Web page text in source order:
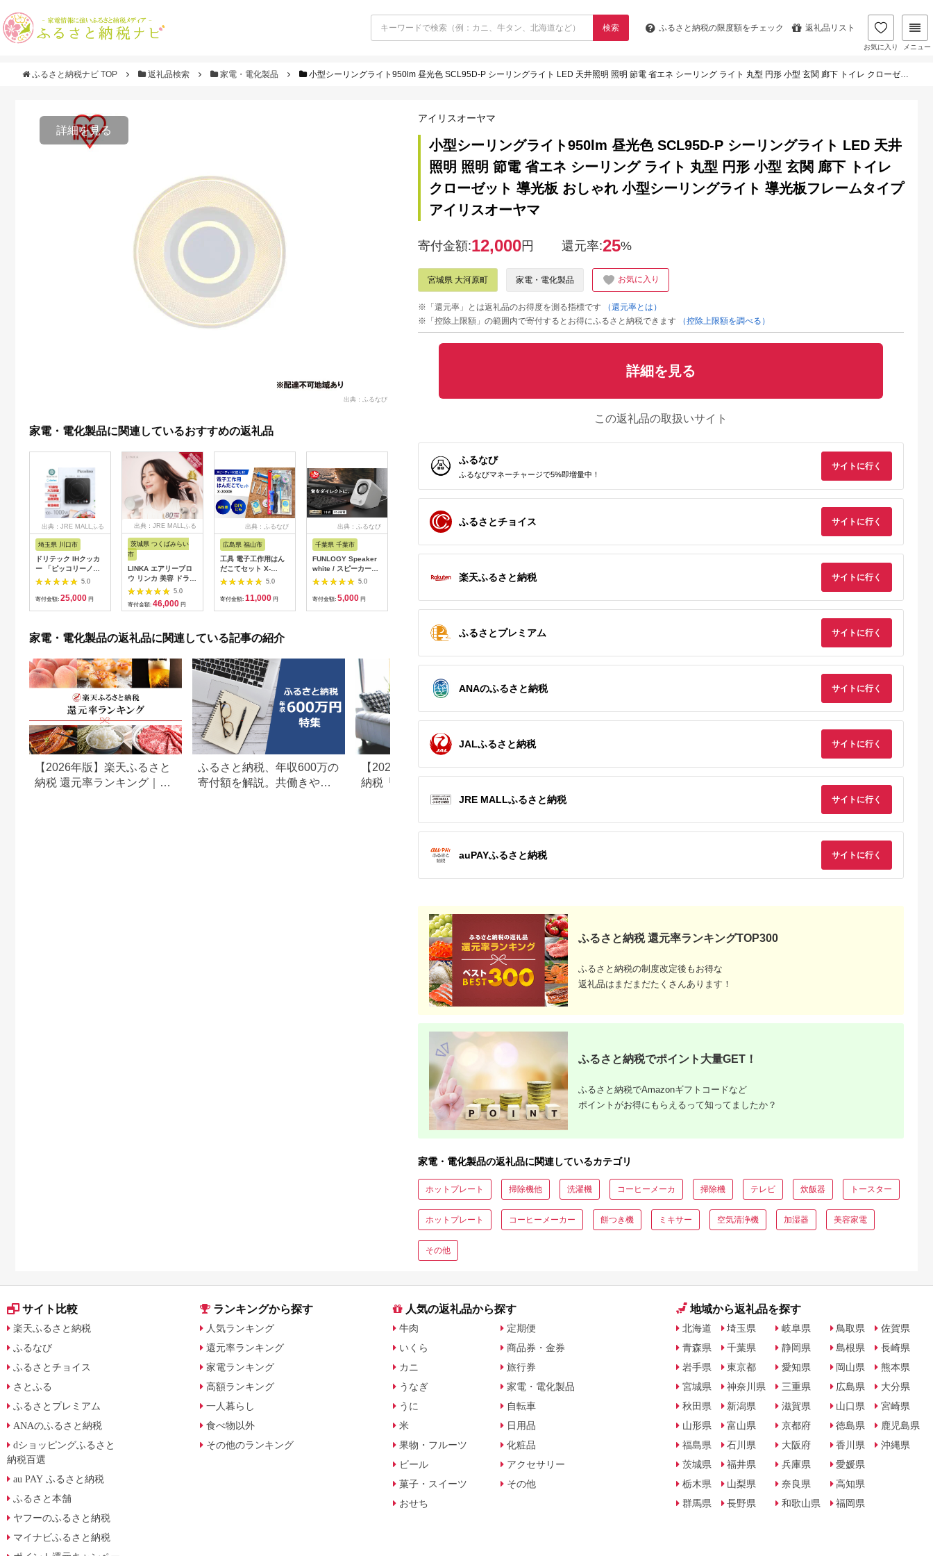
検索 ふるさと納税の限度額をチェック 返礼品リスト
お気に入り メニュー
ふるさと納税ナビ TOP 返礼品検索 家電・電化製品 小型シーリングライト950lm 昼光色 SCL95D-P シーリングライト LED 天井照明 照明 節電 省エネ シーリング ライト 丸型 円形 小型 玄関 廊下 トイレ クローゼット 導光板 おしゃれ 小型シーリングライト 導光板フレームタイプ アイリスオーヤマ
詳細を見る
出典：ふるなび
家電・電化製品に関連しているおすすめの返礼品
出典：JRE MALLふる
埼玉県 川口市
ドリテック IHクッカ
ー 「ピッコリーノ」
ブラック DI-
217BK【1642626】
5.0
寄付金額: 25,000 円
出典：JRE MALLふる
茨城県 つくばみらい
市
LINKA エアリーブロ
ウ リンカ 美容 ドライ
ヤー ヘアケア 髪 エス
テ ギフト ラッピング
贈呈品 プレゼント 母
5.0
寄付金額: 46,000 円
出典：ふるなび
広島県 福山市
工具 電子工作用はん
だこてセット X-
2000E[BAEG004]工
5.0
寄付金額: 11,000 円
出典：ふるなび
千葉県 千葉市
FUNLOGY Speaker
white / スピーカー
14W出力 家電 高音質
低音 大音量 インテリ
ア
5.0
寄付金額: 5,000 円
出典：ふるなび
大阪府 貝塚市
カリ乾電池 パナソニ
5.0
寄付金額:12,000円
出典：ふるなび
静岡県 浜松市
ピアノ
寄付金額:600,000円
福島県 磐梯町
寄付金額:231,000円
神奈川県 海老名市
寄付金額:11,000円
出典：JRE MALLふる
さと納税
大分県 国東市
EOS R7 ボディー キ
寄付金額:657,000円
神奈川県 海老名市
Delivery65W対応
かしこく充電 ２年保
ACPD65WU1） パ
ウダーブルー
寄付金額:15,000
家電・電化製品の返礼品に関連している記事の紹介
【2026年版】楽天ふるさと
納税 還元率ランキング｜高
ふるさと納税、年収600万の
寄付額を解説。共働きや子
【2026年最新版】ふるさと
納税「食べ物以外」返礼品
の還元率ランキング！
楽天ふるさと納税でこだわ
ンキングまとめ
アイリスオーヤマ
小型シーリングライト950lm 昼光色 SCL95D-P シーリングライト LED 天井
照明 照明 節電 省エネ シーリング ライト 丸型 円形 小型 玄関 廊下 トイレ
クローゼット 導光板 おしゃれ 小型シーリングライト 導光板フレームタイプ
アイリスオーヤマ
寄付金額:12,000円 還元率:25%
宮城県 大河原町 家電・電化製品 お気に入り
※「還元率」とは返礼品のお得度を測る指標です
（還元率とは）
※「控除上限額」の範囲内で寄付するとお得にふるさと納税できます
（控除上限額を調べる）
詳細を見る
この返礼品の取扱いサイト
ふるなび
ふるなびマネーチャージで5%即増量中！
サイトに行く
ふるさとチョイス サイトに行く
楽天ふるさと納税 サイトに行く
ふるさとプレミアム サイトに行く
ANAのふるさと納税 サイトに行く
JALふるさと納税 サイトに行く
JRE MALLふるさと納税 サイトに行く
auPAYふるさと納税 サイトに行く
ふるさと納税 還元率ランキングTOP300
ふるさと納税の制度改定後もお得な
返礼品はまだまだたくさんあります！
ふるさと納税でポイント大量GET！
ふるさと納税でAmazonギフトコードなど
ポイントがお得にもらえるって知ってましたか？
家電・電化製品の返礼品に関連しているカテゴリ
ホットプレート 掃除機他 洗濯機 コーヒーメーカ 掃除機 テレビ 炊飯器 トースター
ホットプレート コーヒーメーカー 餅つき機 ミキサー 空気清浄機 加湿器 美容家電
その他
サイト比較
楽天ふるさと納税
ふるなび
ふるさとチョイス
さとふる
ふるさとプレミアム
ANAのふるさと納税
dショッピングふるさと
納税百選
au PAY ふるさと納税
ふるさと本舗
ヤフーのふるさと納税
マイナビふるさと納税
ランキングから探す
人気ランキング
還元率ランキング
家電ランキング
高額ランキング
一人暮らし
食べ物以外
その他のランキング
人気の返礼品から探す
牛肉
いくら
カニ
うなぎ
うに
米
果物・フルーツ
ビール
菓子・スイーツ
おせち
定期便
商品券・金券
旅行券
家電・電化製品
自転車
日用品
化粧品
アクセサリー
その他
地域から返礼品を探す
北海道
青森県
岩手県
宮城県
秋田県
山形県
福島県
茨城県
栃木県
群馬県
埼玉県
千葉県
東京都
神奈川県
新潟県
富山県
石川県
福井県
山梨県
長野県
岐阜県
静岡県
愛知県
三重県
滋賀県
京都府
大阪府
兵庫県
奈良県
和歌山県
鳥取県
島根県
岡山県
広島県
山口県
徳島県
香川県
愛媛県
高知県
福岡県
佐賀県
長崎県
熊本県
大分県
宮崎県
鹿児島県
沖縄県